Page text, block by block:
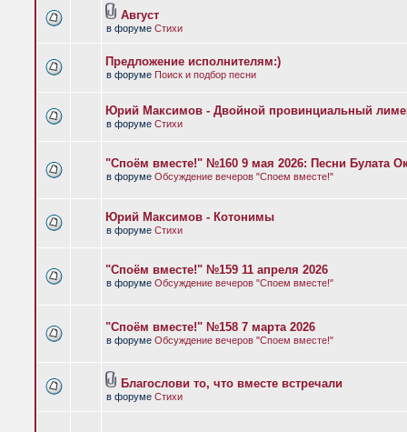
Август
в форуме Стихи
Предложение исполнителям:)
в форуме Поиск и подбор песни
Юрий Максимов - Двойной провинциальный
в форуме Стихи
"Споём вместе!" №160 9 мая 2026: Песни Булата
в форуме Обсуждение вечеров "Споем вместе!"
Юрий Максимов - Котонимы
в форуме Стихи
"Споём вместе!" №159 11 апреля 2026
в форуме Обсуждение вечеров "Споем вместе!"
"Споём вместе!" №158 7 марта 2026
в форуме Обсуждение вечеров "Споем вместе!"
Благослови то, что вместе встречали
в форуме Стихи